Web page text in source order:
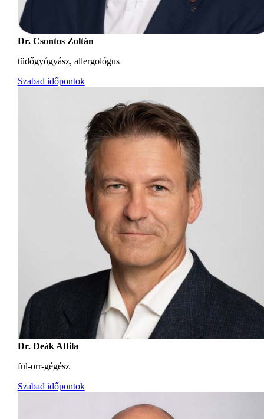
Dr. Csontos Zoltán
tüdőgyógyász, allergológus
Szabad időpontok
Dr. Deák Attila
fül-orr-gégész
Szabad időpontok